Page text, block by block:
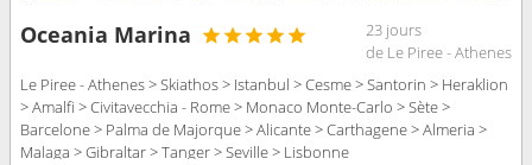
Oceania Marina
23 jours
de Le Piree - Athenes
Le Piree - Athenes > Skiathos > Istanbul > Cesme > Santorin > Heraklion
> Amalfi > Civitavecchia - Rome > Monaco Monte-Carlo > Sète >
Barcelone > Palma de Majorque > Alicante > Carthagene > Almeria >
Malaga > Gibraltar > Tanger > Seville > Lisbonne